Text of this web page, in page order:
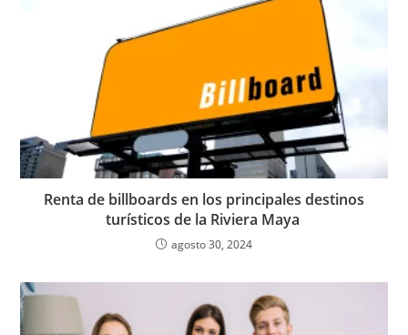
Renta de billboards en los principales destinos
turísticos de la Riviera Maya
agosto 30, 2024